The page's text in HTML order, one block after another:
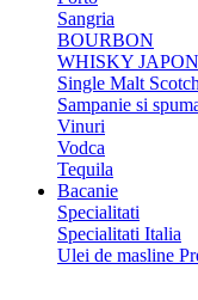
Sangria
BOURBON
WHISKY
Single Malt Scotch
Sampanie si
Vinuri
Vodca
Tequila
Bacanie
Specialitati
Specialitati Italia
Ulei de masline